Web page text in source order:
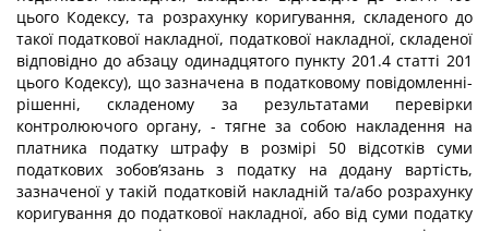
цього Кодексу, та розрахунку коригування, складеного до
такої податкової накладної, податкової накладної, складеної
відповідно до абзацу одинадцятого пункту 201.4 статті 201
цього Кодексу), що зазначена в податковому повідомленні-
рішенні, складеному за результатами перевірки
контролюючого органу, - тягне за собою накладення на
платника податку штрафу в розмірі 50 відсотків суми
податкових зобов’язань з податку на додану вартість,
зазначеної у такій податковій накладній та/або розрахунку
коригування до податкової накладної, або від суми податку